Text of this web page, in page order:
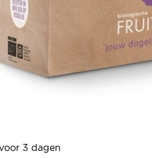
3 dagen